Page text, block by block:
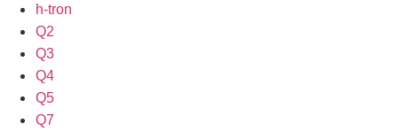
h-tron
Q2
Q3
Q4
Q5
Q7